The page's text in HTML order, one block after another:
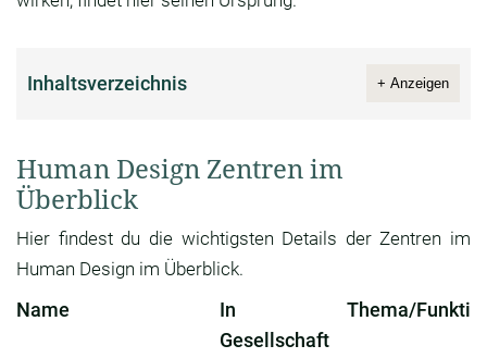
Inhaltsverzeichnis + Anzeigen
Human Design Zentren im
Überblick
Hier findest du die wichtigsten Details der Zentren im
Human Design im Überblick.
Name
In
Gesellschaft
Thema/